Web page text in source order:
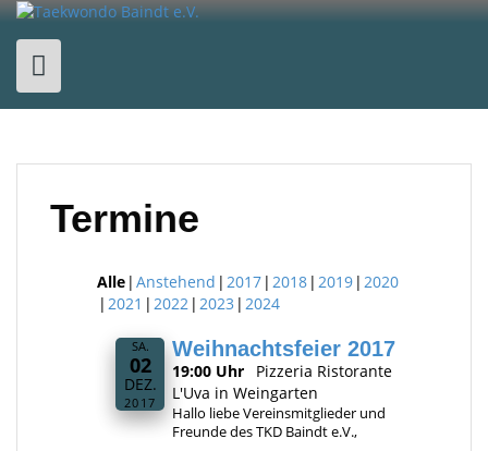
Skip
content
Termine
Alle Anstehend 2017 2018 2019 2020
2021
2022 2023 2024
SA.
02
DEZ.
2017
Weihnachtsfeier 2017
19:00 Uhr
Pizzeria Ristorante
L'Uva in Weingarten
Hallo liebe Vereinsmitglieder und
Freunde des TKD Baindt e.V.,